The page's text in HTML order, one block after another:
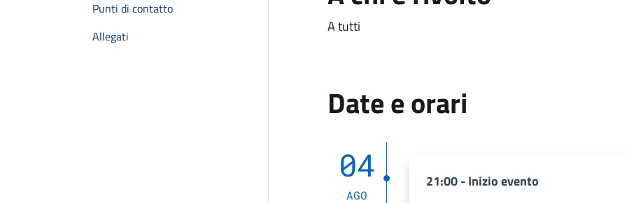
Punti di contatto
Allegati
A tutti
Date e orari
04
AGO
21:00 - Inizio evento